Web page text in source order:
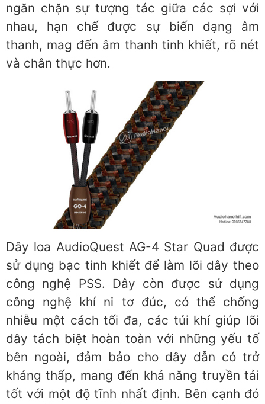
ngăn chặn sự tượng tác giữa các sợi với
nhau, hạn chế được sự biến dạng âm
thanh, mag đến âm thanh tinh khiết, rõ nét
và chân thực hơn.
Dây loa AudioQuest AG-4 Star Quad được
sử dụng bạc tinh khiết để làm lõi dây theo
công nghệ PSS. Dây còn được sử dụng
công nghệ khí ni tơ đúc, có thể chống
nhiễu một cách tối đa, các túi khí giúp lõi
dây tách biệt hoàn toàn với những yếu tố
bên ngoài, đảm bảo cho dây dẫn có trở
kháng thấp, mang đến khả năng truyền tải
tốt với một độ tĩnh nhất định. Bên cạnh đó